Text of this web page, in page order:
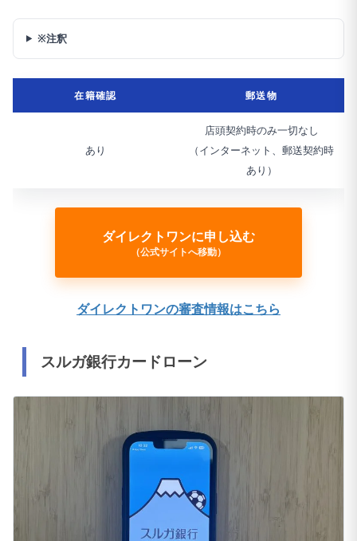
※注釈
在籍確認 郵送物
あり
店頭契約時のみ一切なし
（インターネット、郵送契約時
あり）
ダイレクトワンに申し込む
（公式サイトへ移動）
ダイレクトワンの審査情報はこちら
スルガ銀行カードローン